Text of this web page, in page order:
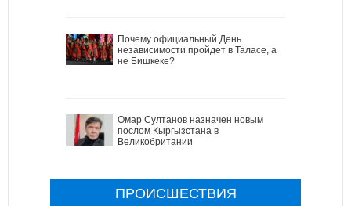
Почему официальный День
независимости пройдет в Таласе, а
не Бишкеке?
Омар Султанов назначен новым
послом Кыргызстана в
Великобритании
ПРОИСШЕСТВИЯ